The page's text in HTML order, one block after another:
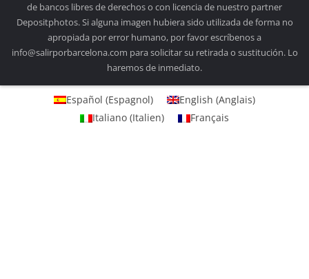
de bancos libres de derechos o con licencia de nuestro partner
Depositphotos. Si alguna imagen hubiera sido utilizada de forma no
apropiada por error humano, por favor escríbenos a
info@salirporbarcelona.com para solicitar su retirada o sustitución. Lo
haremos de inmediato.
Español (Espagnol) English (Anglais)
Italiano (Italien) Français